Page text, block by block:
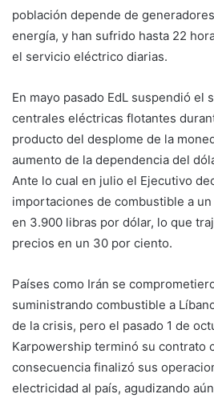
población depende de
energía, y han sufrido hasta 22
el servicio eléctrico diarias.
En mayo pasado EdL suspendió el
centrales eléctricas flotantes
producto del desplome de la
aumento de la dependencia del
Ante lo cual en julio el Ejecutivo
importaciones de combustible a
en 3.900 libras por dólar, lo que
precios en un 30 por ciento.
Países como Irán se
suministrando combustible a
de la crisis, pero el pasado 1 de
Karpowership terminó su contrato
consecuencia finalizó sus
electricidad al país, agudizando